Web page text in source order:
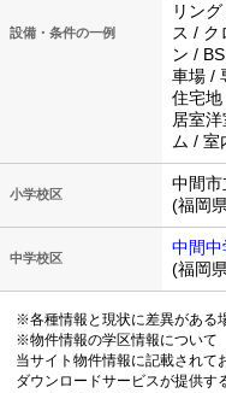
設備・条件の一例
リン
ス /
ン /
車場 /
住宅
居室
ム / 室
小学校区
中間市
(福岡
中学校区
中間中
(福岡
※各種情報と現状に差異がある
※物件情報の学区情報について
当サイト物件情報に記載されて
ダウンロードサービスが提供す